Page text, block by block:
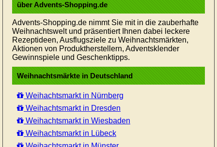
über Advents-Shopping.de
Advents-Shopping.de nimmt Sie mit in die zauberhafte
Weihnachtswelt und präsentiert Ihnen dabei leckere
Rezeptideen, Ausflugsziele zu Weihnachtsmärkten,
Aktionen von Produktherstellern, Adventsklender
Gewinnspiele und Geschenktipps.
Weihnachtsmärkte in Deutschland
Weihachtsmarkt in Nürnberg
Weihachtsmarkt in Dresden
Weihachtsmarkt in Wiesbaden
Weihachtsmarkt in Lübeck